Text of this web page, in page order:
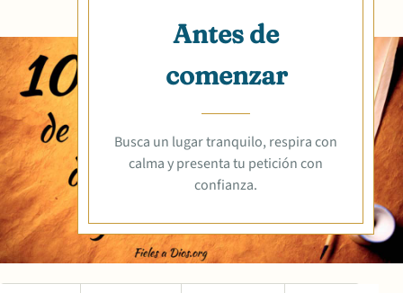
Antes de
comenzar
Busca un lugar tranquilo, respira con
calma y presenta tu petición con
confianza.